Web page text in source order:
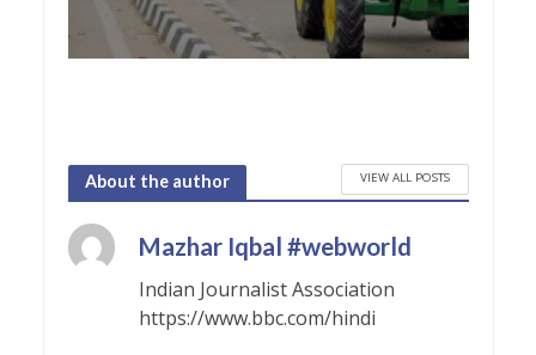
About the author VIEW ALL POSTS
Mazhar Iqbal #webworld
Indian Journalist Association
https://www.bbc.com/hindi